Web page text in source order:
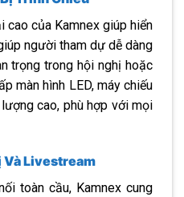
cao của Kamnex giúp hiển
người tham dự dễ dàng
trọng trong hội nghị hoặc
màn hình LED, máy chiếu
cao, phù hợp với mọi
Và Livestream
toàn cầu, Kamnex cung